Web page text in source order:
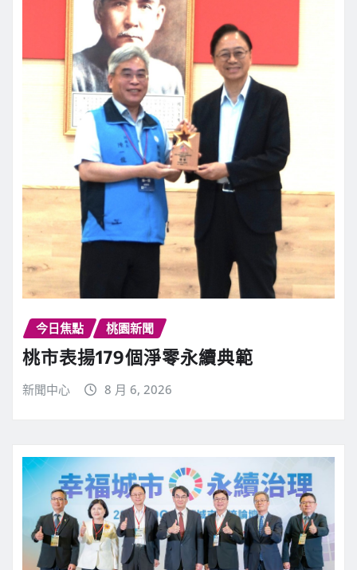
今日焦點 桃園新聞
桃市表揚179個淨零永續典範
新聞中心 8 月 6, 2026